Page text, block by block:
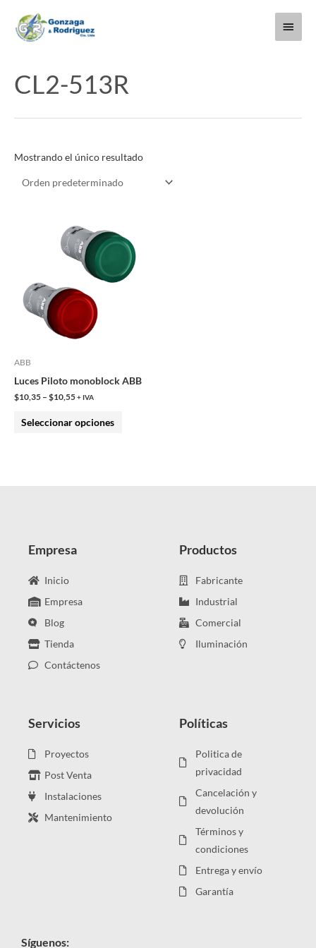
contenido
Menú
CL2-513R
Mostrando el único resultado
ABB
Luces Piloto monoblock ABB
$10,35 – $10,55+ IVA
Seleccionar opciones
producto
tiene
múltiples
elegir
Empresa
Inicio
Empresa
Blog
Tienda
Contáctenos
Productos
Fabricante
Industrial
Comercial
Iluminación
Servicios
Proyectos
Post Venta
Instalaciones
Mantenimiento
Políticas
Politica de
privacidad
Cancelación y
devolución
Términos y
condiciones
Entrega y envío
Garantía
Síguenos: